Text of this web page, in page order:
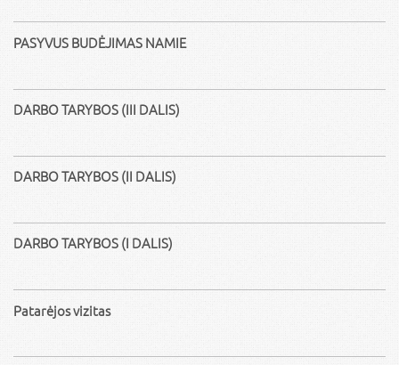
PASYVUS BUDĖJIMAS NAMIE
DARBO TARYBOS (III DALIS)
DARBO TARYBOS (II DALIS)
DARBO TARYBOS (I DALIS)
Patarėjos vizitas